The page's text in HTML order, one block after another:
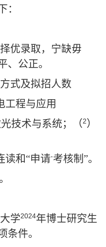
：
优录取，宁缺毋
、公正。
式及拟招人数
工程与应用
技术与系统；（2）
读和“申请-考核制”。
学2024年博士研究生
条件。